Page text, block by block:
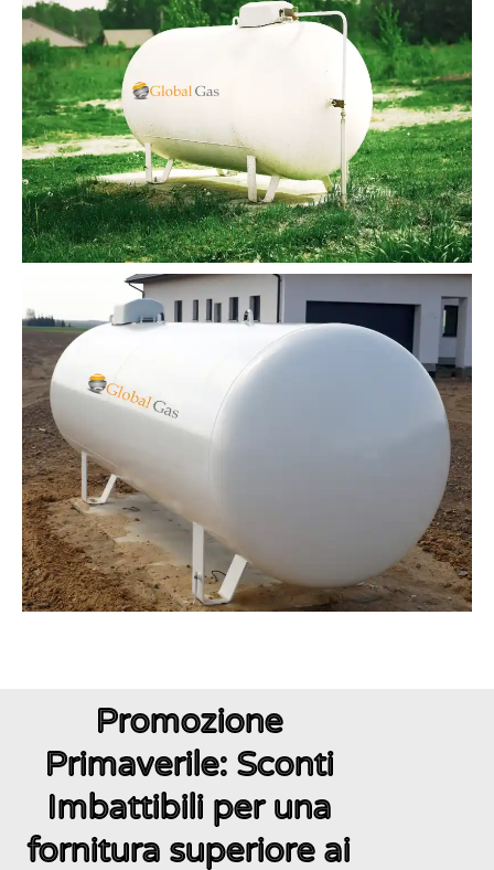
Promozione
Primaverile: Sconti
Imbattibili per una
fornitura superiore ai